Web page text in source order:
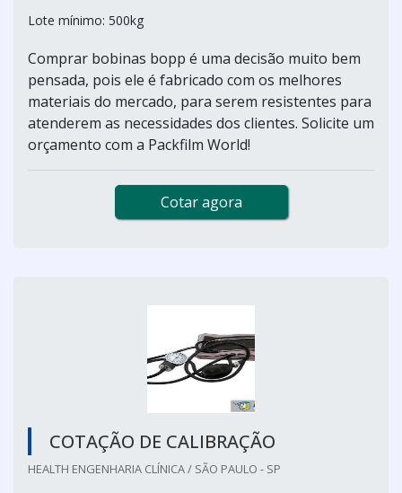
Lote mínimo: 500kg
Comprar bobinas bopp é uma decisão muito bem
pensada, pois ele é fabricado com os melhores
materiais do mercado, para serem resistentes para
atenderem as necessidades dos clientes. Solicite um
orçamento com a Packfilm World!
Cotar agora
COTAÇÃO DE CALIBRAÇÃO
HEALTH ENGENHARIA CLÍNICA / SÃO PAULO - SP